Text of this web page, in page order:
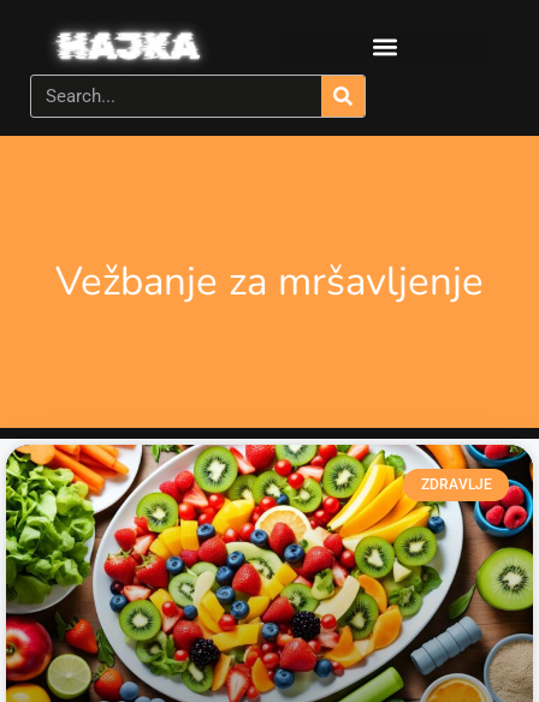
Vežbanje za mršavljenje
ZDRAVLJE